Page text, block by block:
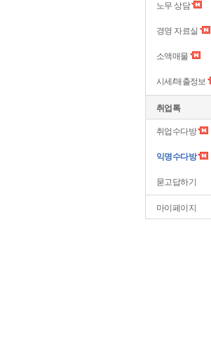
노무 상담
경영 자료실
소액매물
시세/매출정보
취업톡
취업수다방
익명수다방
묻고답하기
마이페이지